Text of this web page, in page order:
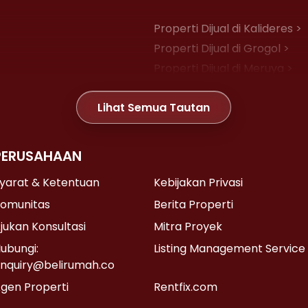
Properti Dijual di Kalideres >
Properti Dijual di Grogol >
Properti Dijual di Meruya >
Properti Dijual di Joglo >
Properti Dijual di Senen >
Properti Dijual di Cikini >
Properti Dijual di Pasar Baru >
Properti Dijual di Lebak Bulus >
Lihat Semua Tautan
& Ketentuan
Kebijakan Privasi
Berita Properti
Konsultasi
Mitra Proyek
Listing Management Service
Properti Rentfix.com